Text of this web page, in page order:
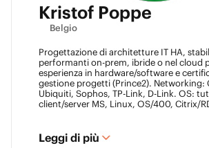
Kristof Poppe
Belgio
Progettazione di architetture IT HA,
performanti on-prem, ibride o nel cloud
esperienza in hardware/software e
gestione progetti (Prince2). Networking:
Ubiquiti, Sophos, TP-Link, D-Link. OS:
client/server MS, Linux, OS/400, Citrix/
Datacore, Veeam VMCE/VMCA (oltre 15
Prince2. M365, Intune & Entra, MS-SQL,
Leggi di più